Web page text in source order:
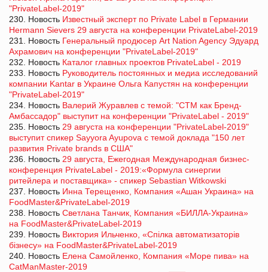
"PrivateLabel-2019"
230. Новость Известный эксперт по Private Label в Германии
Hermann Sievers 29 августа на конференции PrivateLabel-2019
231. Новость Генеральный продюсер Art Nation Agency Эдуард
Ахрамович на конференции "PrivateLabel-2019"
232. Новость Каталог главных проектов PrivateLabel - 2019
233. Новость Руководитель постоянных и медиа исследований
компании Kantar в Украине Ольга Капустян на конференции
"PrivateLabel-2019"
234. Новость Валерий Журавлев с темой: "СТМ как Бренд-
Амбассадор" выступит на конференции "PrivateLabel - 2019"
235. Новость 29 августа на конференции "PrivateLabel-2019"
выступит спикер Sayyora Ayupova с темой доклада "150 лет
развития Private brands в США"
236. Новость 29 августа, Ежегодная Международная бизнес-
конференция PrivateLabel - 2019:«Формула синергии
ритейлера и поставщика» - спикер Sebastian Witkowski
237. Новость Инна Терещенко, Компания «Ашан Украина» на
FoodMaster&PrivateLabel-2019
238. Новость Светлана Танчик, Компания «БИЛЛА-Украина»
на FoodMaster&PrivateLabel-2019
239. Новость Виктория Ильченко, «Спілка автоматизаторів
бізнесу» на FoodMaster&PrivateLabel-2019
240. Новость Елена Самойленко, Компания «Море пива» на
CatManMaster-2019